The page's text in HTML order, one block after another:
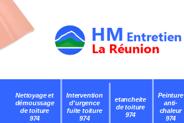
Nettoyage et
démoussage
de toiture
974
Intervention
d'urgence
fuite toiture
974
etancheite
de toiture
974
Peinture
anti-
chaleur
974